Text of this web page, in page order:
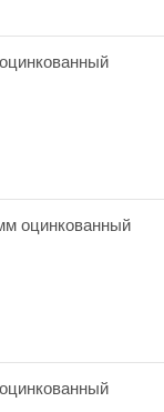
оцинкованный